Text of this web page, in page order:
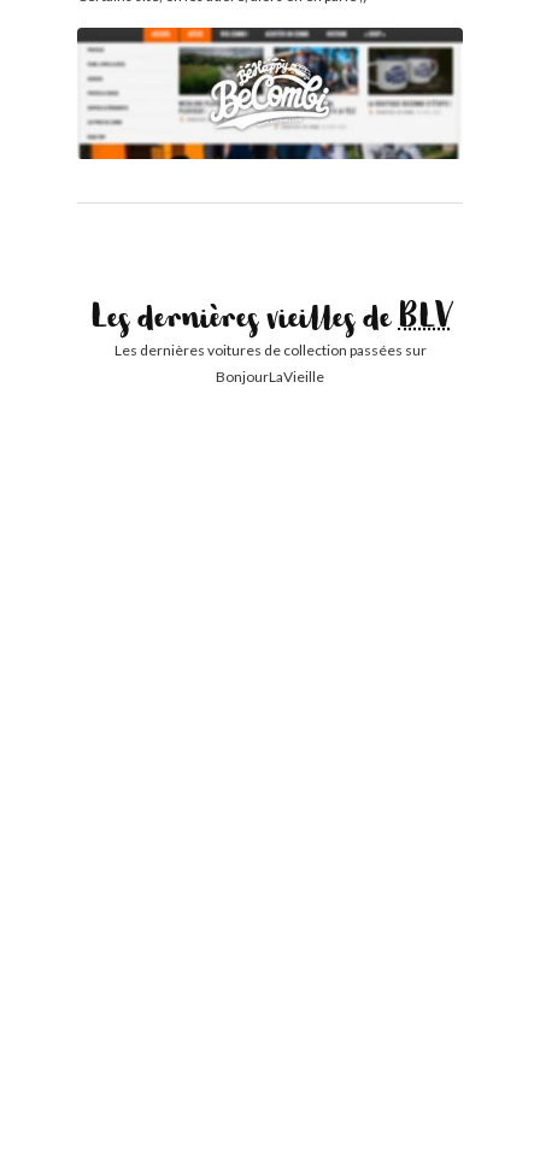
Les dernières vieilles deBLV
Les dernières voitures de collection passées sur
BonjourLaVieille